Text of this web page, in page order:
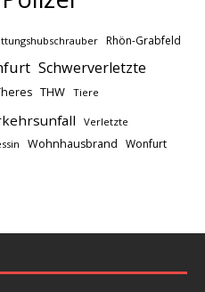
Rhön-Grabfeld
Schwerverletzte
THW Tiere
Verletzte
Wohnhausbrand Wonfurt